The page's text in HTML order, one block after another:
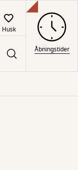
Husk
Åbningstider